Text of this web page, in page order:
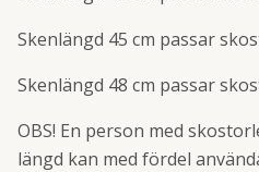
Skenlängd 45 cm passar
Skenlängd 48 cm passar
OBS! En person med
längd kan med fördel